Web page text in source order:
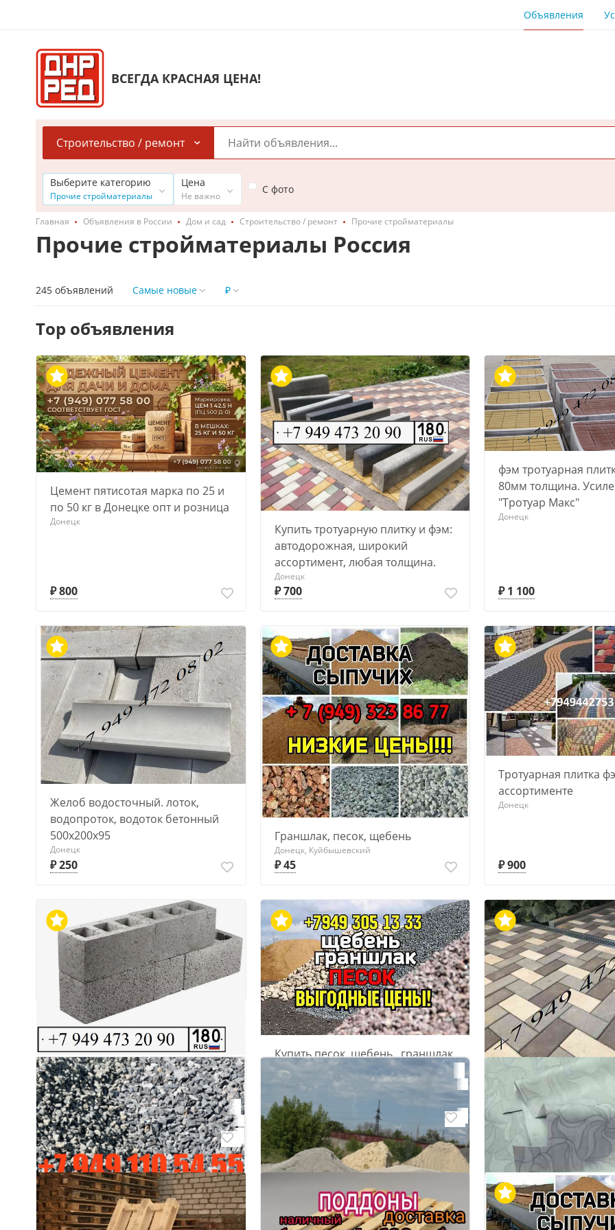
Объявления
ВСЕГДА КРАСНАЯ ЦЕНА!
Строительство / ремонт
Выберите категорию
Прочие стройматериалы
Цена
Не важно
С фото
Главная Объявления в России Дом и сад Строительство / ремонт Прочие стройматериалы
Прочие стройматериалы Россия
245 объявлений Самые новые ₽
Top объявления
Цемент пятисотая марка по 25 и
по 50 кг в Донецке опт и розница
Донецк
₽ 800
Купить тротуарную плитку и фэм:
автодорожная, широкий
ассортимент, любая толщина.
Донецк
₽ 700
фэм тротуарная
80мм толщина.
"Тротуар Макс"
Донецк
₽ 1 100
Желоб водосточный. лоток,
водопроток, водоток бетонный
500х200х95
Донецк
₽ 250
Граншлак, песок, щебень
Донецк, Куйбышевский
₽ 45
Тротуарная плитка
ассортименте
Донецк
₽ 900
Донецк. Шлакоблок со склада
производителя, выгодные цены
высокое качество.
Донецк
₽ 120
Купить песок, щебень , граншлак,
отвал. Перегной. Вывоз мусора.
Донецк, Куйбышевский
₽ 800
Плитка фэм
- со склада
Донецк
₽ 850
Обычные объявления